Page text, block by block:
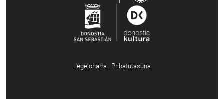
Lege oharra | Pribatutasuna